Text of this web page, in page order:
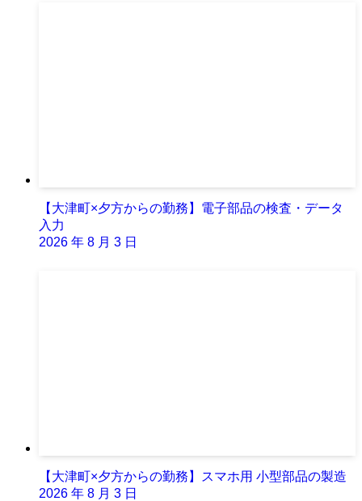
【大津町×夕方からの勤務】電子部品の検査・データ
入力
2026 年 8 月 3 日
【大津町×夕方からの勤務】スマホ用 小型部品の製造
2026 年 8 月 3 日